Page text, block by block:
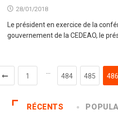
28/01/2018
Le président en exercice de la
gouvernement de la CEDEAO, le
1
…
484 485 486
RÉCENTS